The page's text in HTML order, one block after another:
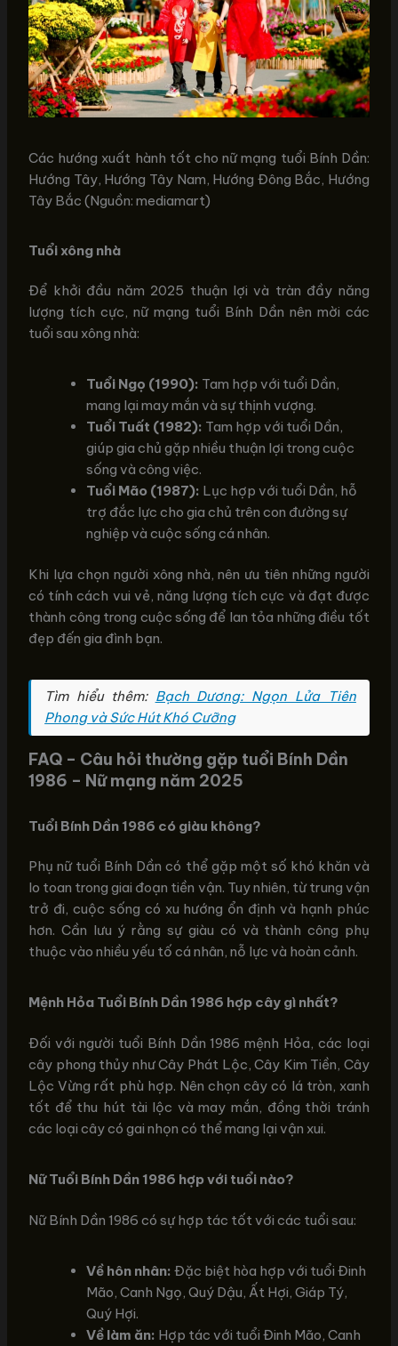
Các hướng xuất hành tốt cho nữ mạng tuổi Bính Dần:
Hướng Tây, Hướng Tây Nam, Hướng Đông Bắc, Hướng
Tây Bắc (Nguồn: mediamart)
Tuổi xông nhà
Để khởi đầu năm 2025 thuận lợi và tràn đầy năng
lượng tích cực, nữ mạng tuổi Bính Dần nên mời các
tuổi sau xông nhà:
Tuổi Ngọ (1990): Tam hợp với tuổi Dần,
mang lại may mắn và sự thịnh vượng.
Tuổi Tuất (1982): Tam hợp với tuổi Dần,
giúp gia chủ gặp nhiều thuận lợi trong cuộc
sống và công việc.
Tuổi Mão (1987): Lục hợp với tuổi Dần, hỗ
trợ đắc lực cho gia chủ trên con đường sự
nghiệp và cuộc sống cá nhân.
Khi lựa chọn người xông nhà, nên ưu tiên những người
có tính cách vui vẻ, năng lượng tích cực và đạt được
thành công trong cuộc sống để lan tỏa những điều tốt
đẹp đến gia đình bạn.
Tìm hiểu thêm: Bạch Dương: Ngọn Lửa Tiên
Phong và Sức Hút Khó Cưỡng
FAQ – Câu hỏi thường gặp tuổi Bính Dần
1986 – Nữ mạng năm 2025
Tuổi Bính Dần 1986 có giàu không?
Phụ nữ tuổi Bính Dần có thể gặp một số khó khăn và
lo toan trong giai đoạn tiền vận. Tuy nhiên, từ trung vận
trở đi, cuộc sống có xu hướng ổn định và hạnh phúc
hơn. Cần lưu ý rằng sự giàu có và thành công phụ
thuộc vào nhiều yếu tố cá nhân, nỗ lực và hoàn cảnh.
Mệnh Hỏa Tuổi Bính Dần 1986 hợp cây gì nhất?
Đối với người tuổi Bính Dần 1986 mệnh Hỏa, các loại
cây phong thủy như Cây Phát Lộc, Cây Kim Tiền, Cây
Lộc Vừng rất phù hợp. Nên chọn cây có lá tròn, xanh
tốt để thu hút tài lộc và may mắn, đồng thời tránh
các loại cây có gai nhọn có thể mang lại vận xui.
Nữ Tuổi Bính Dần 1986 hợp với tuổi nào?
Nữ Bính Dần 1986 có sự hợp tác tốt với các tuổi sau:
Về hôn nhân: Đặc biệt hòa hợp với tuổi Đinh
Mão, Canh Ngọ, Quý Dậu, Ất Hợi, Giáp Tý,
Quý Hợi.
Về làm ăn: Hợp tác với tuổi Đinh Mão, Canh